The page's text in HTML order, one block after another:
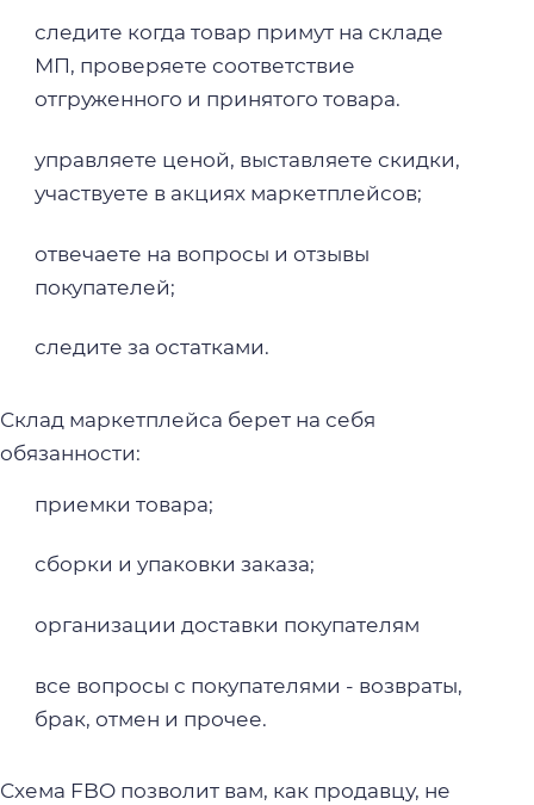
следите когда товар примут на складе
МП, проверяете соответствие
отгруженного и принятого товара.
управляете ценой, выставляете скидки,
участвуете в акциях маркетплейсов;
отвечаете на вопросы и отзывы
покупателей;
следите за остатками.
Склад маркетплейса берет на себя
обязанности:
приемки товара;
сборки и упаковки заказа;
организации доставки покупателям
все вопросы с покупателями - возвраты,
брак, отмен и прочее.
Схема FBO позволит вам, как продавцу, не